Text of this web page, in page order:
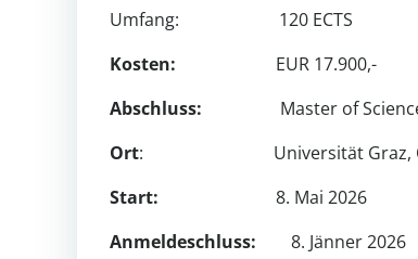
Umfang: 120 ECTS
Kosten: EUR 17.900,-
Abschluss: Master of Sci­ence
Ort: Uni­ver­sität Graz,
Start: 8. Mai 2026
Anmel­de­schluss: 8. Jänner 2026